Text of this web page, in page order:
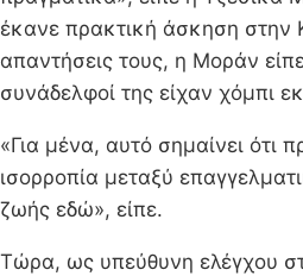
έκανε πρακτική άσκηση στην
απαντήσεις τους, η Μοράν
συνάδελφοί της είχαν χόμπι
«Για μένα, αυτό σημαίνει ότι
ισορροπία μεταξύ
ζωής εδώ», είπε.
Τώρα, ως υπεύθυνη ελέγχου